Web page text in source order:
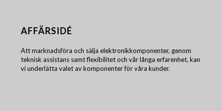
AFFÄRSIDÉ
Att marknadsföra och sälja elektronikkomponenter, genom
teknisk assistans samt flexibilitet och vår långa erfarenhet, kan
vi underlätta valet av komponenter för våra kunder.